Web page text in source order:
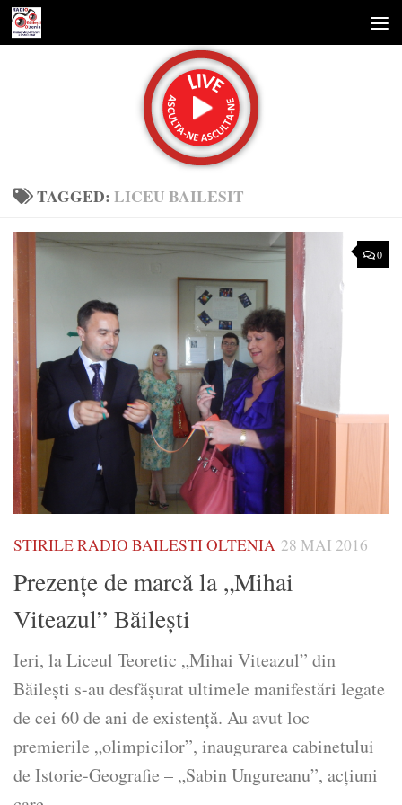
Skip to content
TAGGED:LICEU BAILESIT
0
STIRILE RADIO BAILESTI OLTENIA 28 MAI 2016
Prezenţe de marcă la „Mihai
Viteazul” Băileşti
Ieri, la Liceul Teoretic „Mihai Viteazul” din
Băileşti s-au desfăşurat ultimele manifestări legate
de cei 60 de ani de existenţă. Au avut loc
premierile „olimpicilor”, inaugurarea cabinetului
de Istorie-Geografie – „Sabin Ungureanu”, acţiuni